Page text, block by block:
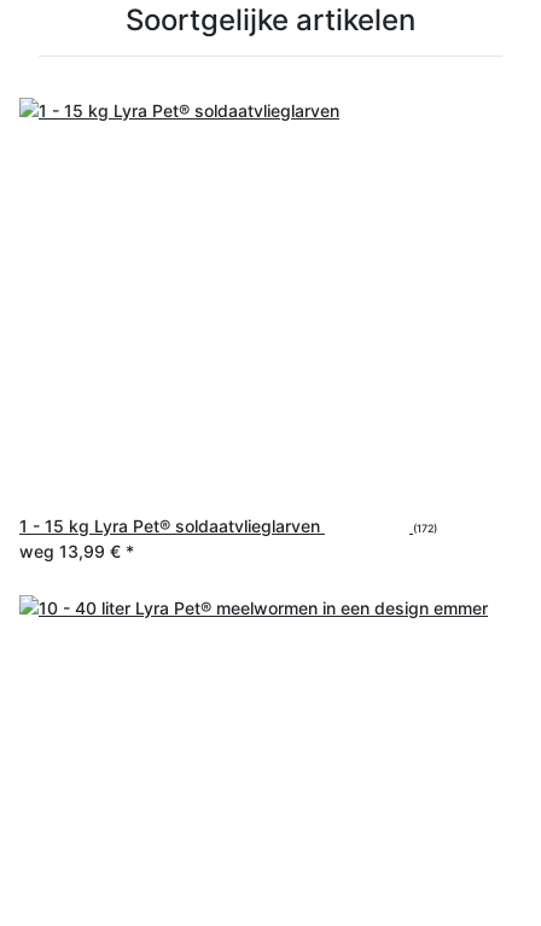
Soortgelijke artikelen
1 - 15 kg Lyra Pet® soldaatvlieglarven (172)
weg 13,99 € *